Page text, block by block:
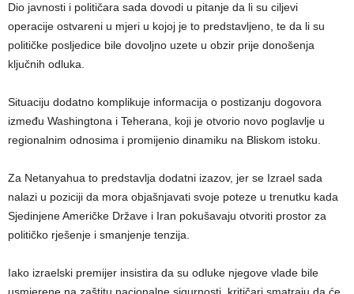
Dio javnosti i političara sada dovodi u pitanje da li su ciljevi
operacije ostvareni u mjeri u kojoj je to predstavljeno, te da li su
političke posljedice bile dovoljno uzete u obzir prije donošenja
ključnih odluka.
Situaciju dodatno komplikuje informacija o postizanju dogovora
između Washingtona i Teherana, koji je otvorio novo poglavlje u
regionalnim odnosima i promijenio dinamiku na Bliskom istoku.
Za Netanyahua to predstavlja dodatni izazov, jer se Izrael sada
nalazi u poziciji da mora objašnjavati svoje poteze u trenutku kada
Sjedinjene Američke Države i Iran pokušavaju otvoriti prostor za
političko rješenje i smanjenje tenzija.
Iako izraelski premijer insistira da su odluke njegove vlade bile